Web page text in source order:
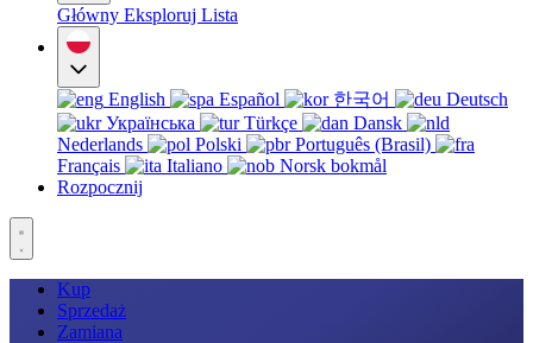
Główny Eksploruj Lista
English Español 한국어
Deutsch
Українська
Türkçe
Dansk
Nederlands
Polski
Português (Brasil)
Français
Italiano
Norsk bokmål
Rozpocznij
Kup
Sprzedaż
Zamiana